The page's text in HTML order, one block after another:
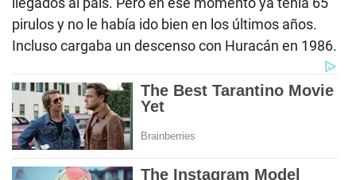
pirulos y no le había ido bien en los últimos años.
Incluso cargaba un descenso con Huracán en 1986.